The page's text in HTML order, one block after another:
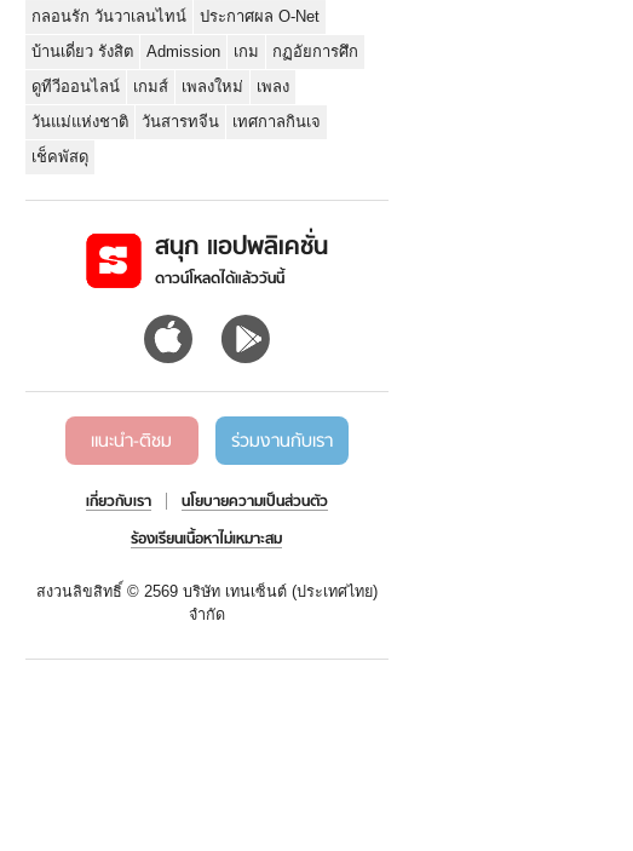
กลอนรัก วันวาเลนไทน์
ประกาศผล O-Net
บ้านเดี่ยว รังสิต
Admission เกม
กฏอัยการศึก
ดูทีวีออนไลน์
เกมส์ เพลงใหม่
เพลง
วันแม่แห่งชาติ
วันสารทจีน
เทศกาลกินเจ
เช็คพัสดุ
สนุก แอปพลิเคชั่น
ดาวน์โหลดได้แล้ววันนี้
แนะนำ-ติชม ร่วมงานกับเรา
เกี่ยวกับเรา
นโยบายความเป็นส่วนตัว
ร้องเรียนเนื้อหาไม่เหมาะสม
สงวนลิขสิทธิ์ © 2569 บริษัท เทนเซ็นต์ (ประเทศไทย)
จำกัด